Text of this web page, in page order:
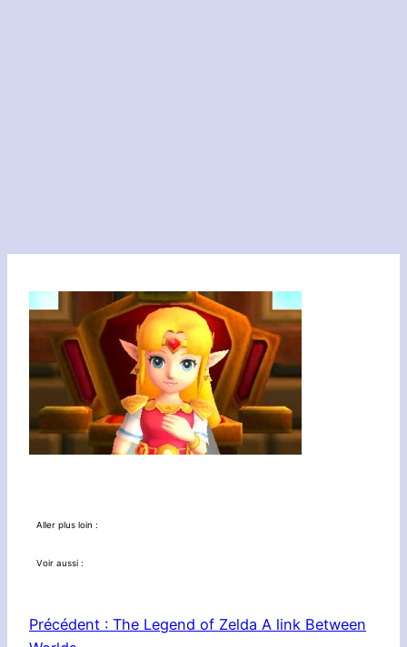
Aller plus loin :
Voir aussi :
Précédent : The Legend of Zelda A link Between